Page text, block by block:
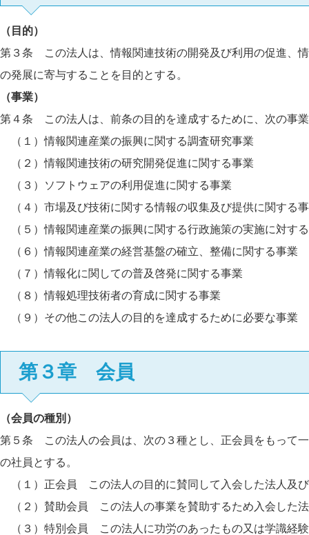
（目的）
第３条 この法人は、情報関連技術の開発及び利用の促進、
の発展に寄与することを目的とする。
（事業）
第４条 この法人は、前条の目的を達成するために、次の事
（１）情報関連産業の振興に関する調査研究事業
（２）情報関連技術の研究開発促進に関する事業
（３）ソフトウェアの利用促進に関する事業
（４）市場及び技術に関する情報の収集及び提供に関する
（５）情報関連産業の振興に関する行政施策の実施に対す
（６）情報関連産業の経営基盤の確立、整備に関する事業
（７）情報化に関しての普及啓発に関する事業
（８）情報処理技術者の育成に関する事業
（９）その他この法人の目的を達成するために必要な事業
第３章 会員
（会員の種別）
第５条 この法人の会員は、次の３種とし、正会員をもって
の社員とする。
（１）正会員 この法人の目的に賛同して入会した法人及
（２）賛助会員 この法人の事業を賛助するため入会した
（３）特別会員 この法人に功労のあったもの又は学識経